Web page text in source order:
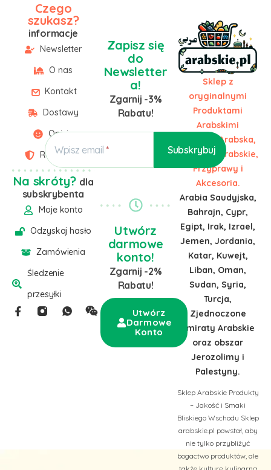
Czego
szukasz?
informacje
Newsletter
O nas
Kontakt
Dostawy
Opinie
Regulamin
Na skróty? dla
subskrybenta
Moje konto
Odzyskaj hasło
Zamówienia
Śledzenie
przesyłki
Sklep z
oryginalnymi
Produktami
Arabskimi
Żywność Arabska,
Słodycze Arabskie,
Przyprawy i
Akcesoria.
Arabia Saudyjska,
Bahrajn, Cypr,
Egipt, Irak, Izrael,
Jemen, Jordania,
Katar, Kuwejt,
Liban, Oman,
Sudan, Syria,
Turcja,
Zjednoczone
Emiraty Arabskie
oraz obszar
Jerozolimy i
Palestyny.
Sklep Arabskie Produkty
– Jakość i Smaki
Bliskiego Wschodu Sklep
arabskie.pl powstał, aby
nie tylko przybliżyć
bogactwo produktów, ale
Zapisz się
do
Newsletter
a!
Zgarnij -3%
Rabatu!
Wpisz email
Utwórz
darmowe
konto!
Zgarnij -2%
Rabatu!
Utwórz
Darmowe
Konto